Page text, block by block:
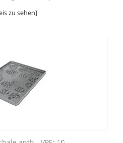
zu sehen]